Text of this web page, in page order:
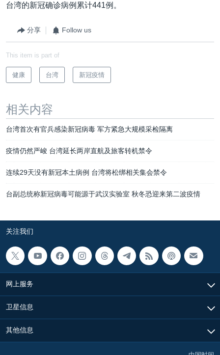
台湾的新冠确诊病例累计441例。
分享 Follow us
This item is part of
健康 台湾 新冠疫情
相关内容
台湾首次有官兵感染新冠病毒 军方紧急大规模采检隔离
疫情仍然严峻 台湾延长两岸直航及旅客转机禁令
连续29天没有新冠本土病例 台湾将松绑相关集会禁令
台副总统称新冠病毒可能源于武汉实验室 秋冬恐迎来第二波疫情
关注我们
网上服务
卫星信息
其他信息